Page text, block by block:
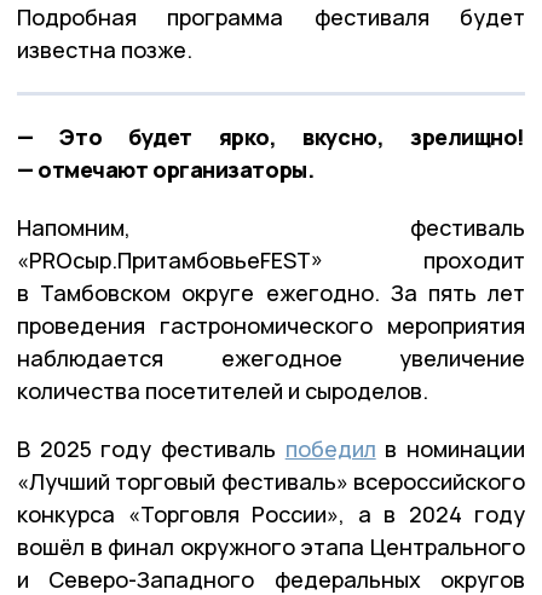
Подробная программа фестиваля будет
известна позже.
— Это будет ярко, вкусно, зрелищно!
— отмечают организаторы.
Напомним, фестиваль
«PRОсыр.ПритамбовьеFEST» проходит
в Тамбовском округе ежегодно. За пять лет
проведения гастрономического мероприятия
наблюдается ежегодное увеличение
количества посетителей и сыроделов.
В 2025 году фестиваль победил в номинации
«Лучший торговый фестиваль» всероссийского
конкурса «Торговля России», а в 2024 году
вошёл в финал окружного этапа Центрального
и Северо-Западного федеральных округов